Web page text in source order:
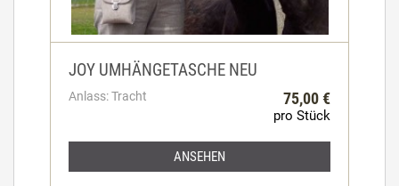
JOY UMHÄNGETASCHE NEU
Anlass: Tracht 75,00 €
pro Stück
ANSEHEN